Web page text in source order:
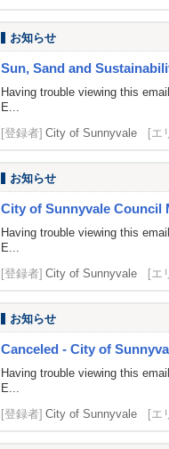
お知らせ
Sun, Sand and
Having trouble viewing this
E...
[登録者] City of Sunnyvale [エ
お知らせ
City of Sunnyvale Council
Having trouble viewing this
E...
[登録者] City of Sunnyvale [エ
お知らせ
Canceled - City of
Having trouble viewing this
E...
[登録者] City of Sunnyvale [エ